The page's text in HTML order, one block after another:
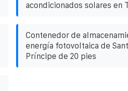
acondicionados solares en
Contenedor de
energía fotovoltaica de
Príncipe de 20 pies